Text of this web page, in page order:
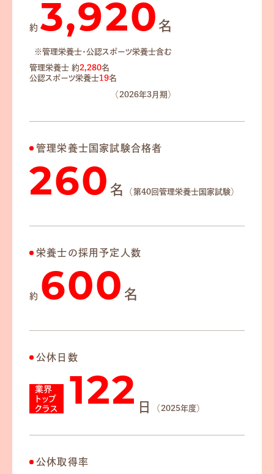
約 3,920 名
※管理栄養士・公認スポーツ栄養士含む
管理栄養士 約2,280名
公認スポーツ栄養士19名
（2026年3月期）
管理栄養士国家試験合格者
260 名 （第40回管理栄養士国家試験）
栄養士の採用予定人数
約 600 名
公休日数
業界
トップ
クラス
122 日 （2025年度）
公休取得率